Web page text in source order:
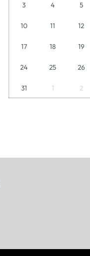
3 4 5
10 11 12
17 18 19
24 25 26
31 1 2